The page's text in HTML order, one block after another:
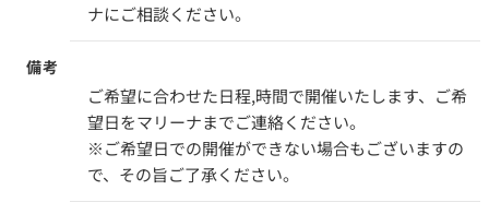
ナにご相談ください。
備考
ご希望に合わせた日程,時間で開催いたします、ご希
望日をマリーナまでご連絡ください。
※ご希望日での開催ができない場合もございますの
で、その旨ご了承ください。